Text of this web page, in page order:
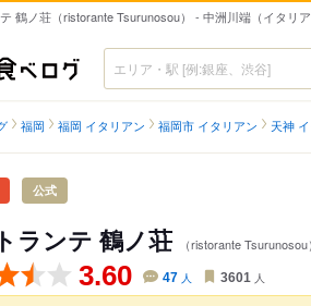
鶴ノ荘（ristorante Tsurunosou） - 中洲川端（イタリア
食べログ
福岡 福岡 イタリアン 福岡市 イタリアン 天神
公式
ランテ 鶴ノ荘 （ristorante Tsurunosou）
3.60 47 人 3601 人